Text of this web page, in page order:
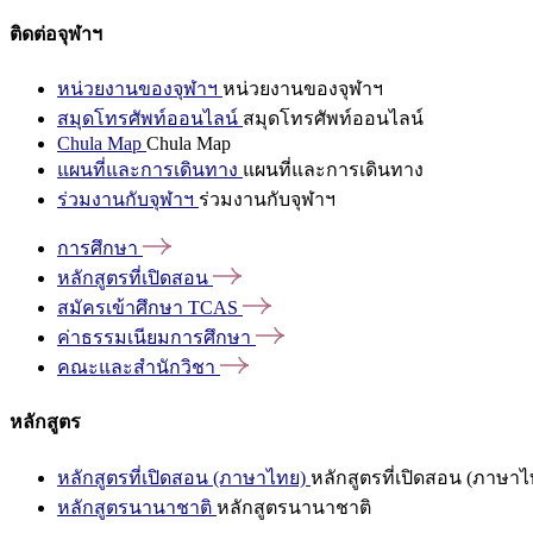
ติดต่อจุฬาฯ
หน่วยงานของจุฬาฯ หน่วยงานของจุฬาฯ
สมุดโทรศัพท์ออนไลน์ สมุดโทรศัพท์ออนไลน์
Chula Map Chula Map
แผนที่และการเดินทาง แผนที่และการเดินทาง
ร่วมงานกับจุฬาฯ ร่วมงานกับจุฬาฯ
การศึกษา
หลักสูตรที่เปิดสอน
สมัครเข้าศึกษา TCAS
ค่าธรรมเนียมการศึกษา
คณะและสำนักวิชา
หลักสูตร
หลักสูตรที่เปิดสอน (ภาษาไทย) หลักสูตรที่เปิดสอน (ภาษาไ
หลักสูตรนานาชาติ หลักสูตรนานาชาติ